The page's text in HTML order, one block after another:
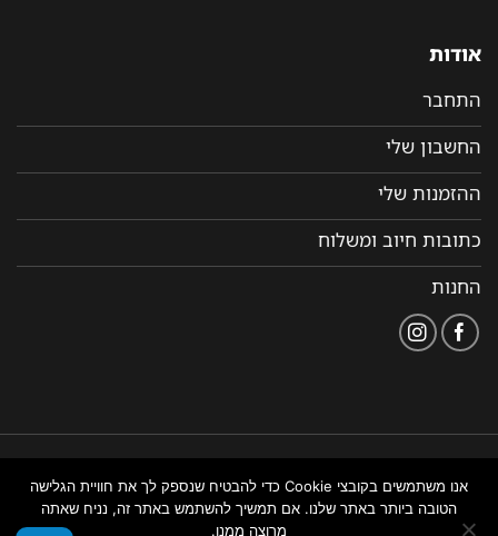
אודות
התחבר
החשבון שלי
ההזמנות שלי
כתובות חיוב ומשלוח
החנות
נגישות
באתר
ניהול אתרים
אנו משתמשים בקובצי Cookie כדי להבטיח שנספק לך את חוויית הגלישה
הטובה ביותר באתר שלנו. אם תמשיך להשתמש באתר זה, נניח שאתה
מרוצה ממנו.